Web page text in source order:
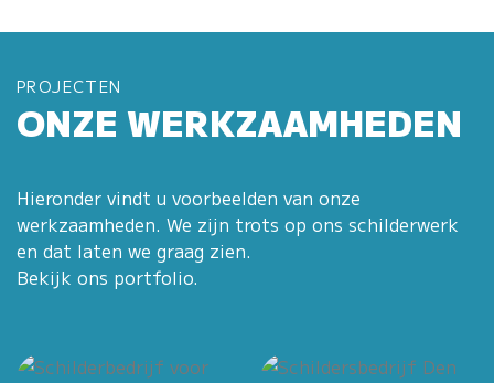
PROJECTEN
ONZE WERKZAAMHEDEN
Hieronder vindt u voorbeelden van onze
werkzaamheden. We zijn trots op ons schilderwerk
en dat laten we graag zien.
Bekijk ons portfolio.